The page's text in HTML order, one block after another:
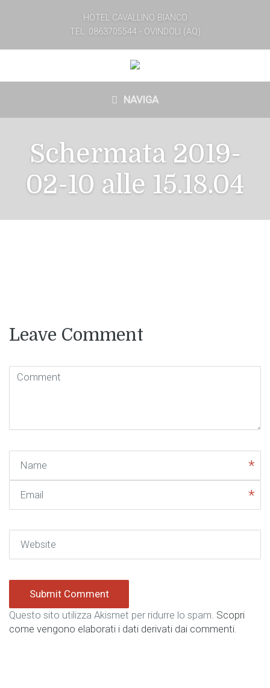
HOTEL CAVALLINO BIANCO
TEL: 0863705544 - OVINDOLI (AQ)
NAVIGA
Schermata 2019-
02-10 alle 15.18.04
Leave Comment
Comment( * )
Questo sito utilizza Akismet per ridurre lo spam. Scopri
come vengono elaborati i dati derivati dai commenti